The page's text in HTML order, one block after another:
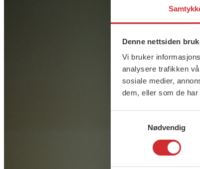
Denne nettsiden
Vi bruker
analysere trafikken
sosiale medier,
dem, eller som de
Nødvendig